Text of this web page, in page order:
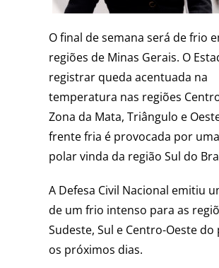
O final de semana será de frio
regiões de Minas Gerais. O
registrar queda acentuada na
temperatura nas regiões
Zona da Mata, Triângulo e
frente fria é provocada por
polar vinda da região Sul do
A Defesa Civil Nacional emitiu
de um frio intenso para as
Sudeste, Sul e Centro-Oeste do
os próximos dias.